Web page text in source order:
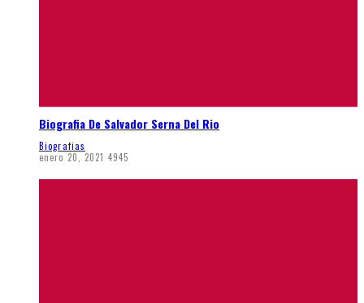
Biografia De Salvador Serna Del Rio
Biografias
enero 20, 2021 4945